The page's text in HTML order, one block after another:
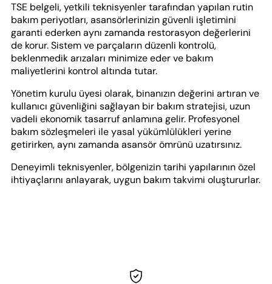
TSE belgeli, yetkili teknisyenler tarafından yapılan rutin
bakım periyotları, asansörlerinizin güvenli işletimini
garanti ederken aynı zamanda restorasyon değerlerini
de korur. Sistem ve parçaların düzenli kontrolü,
beklenmedik arızaları minimize eder ve bakım
maliyetlerini kontrol altında tutar.
Yönetim kurulu üyesi olarak, binanızın değerini artıran ve
kullanıcı güvenliğini sağlayan bir bakım stratejisi, uzun
vadeli ekonomik tasarruf anlamına gelir. Profesyonel
bakım sözleşmeleri ile yasal yükümlülükleri yerine
getirirken, aynı zamanda asansör ömrünü uzatırsınız.
Deneyimli teknisyenler, bölgenizin tarihi yapılarının özel
ihtiyaçlarını anlayarak, uygun bakım takvimi oluştururlar.